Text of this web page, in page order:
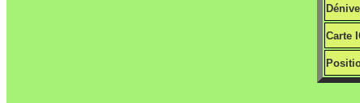
Carte